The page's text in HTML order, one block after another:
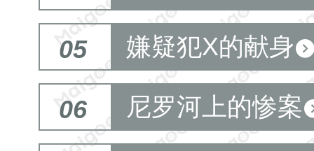
05 嫌疑犯X的献身
06 尼罗河上的惨案